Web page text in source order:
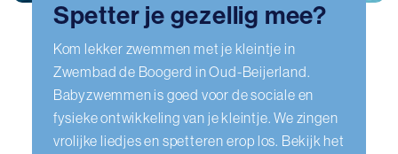
Spetter je gezellig mee?
Kom lekker zwemmen met je kleintje in
Zwembad de Boogerd in Oud-Beijerland.
Babyzwemmen is goed voor de sociale en
fysieke ontwikkeling van je kleintje. We zingen
vrolijke liedjes en spetteren erop los. Bekijk het